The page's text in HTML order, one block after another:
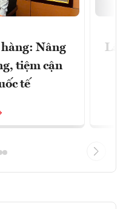
Nâng
tiệm cận
tế
Lãi